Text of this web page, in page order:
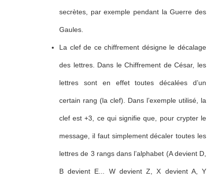
secrètes, par exemple pendant la Guerre des
Gaules.
La clef de ce chiffrement désigne le décalage
des lettres. Dans le Chiffrement de César, les
lettres sont en effet toutes décalées d’un
certain rang (la clef). Dans l’exemple utilisé, la
clef est +3, ce qui signifie que, pour crypter le
message, il faut simplement décaler toutes les
lettres de 3 rangs dans l’alphabet (A devient D,
B devient E... W devient Z, X devient A, Y